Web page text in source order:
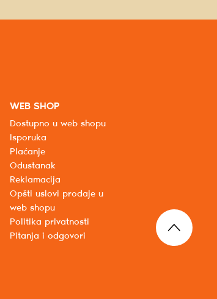
WEB SHOP
Dostupno u web shopu
Isporuka
Plaćanje
Odustanak
Reklamacija
Opšti uslovi prodaje u
web shopu
Politika privatnosti
Pitanja i odgovori